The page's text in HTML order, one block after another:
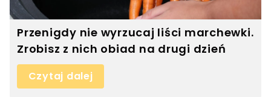
Przenigdy nie wyrzucaj liści marchewki.
Zrobisz z nich obiad na drugi dzień
Czytaj dalej